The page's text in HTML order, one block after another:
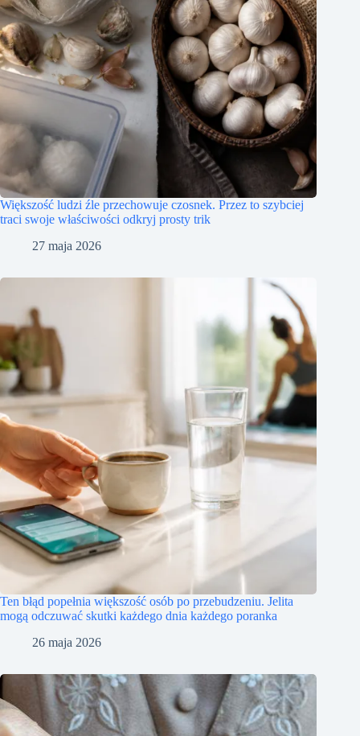
Większość ludzi źle przechowuje czosnek. Przez to szybciej
traci swoje właściwości odkryj prosty trik
27 maja 2026
Ten błąd popełnia większość osób po przebudzeniu. Jelita
mogą odczuwać skutki każdego dnia każdego poranka
26 maja 2026